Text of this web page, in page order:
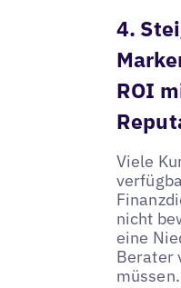
4.
ROI
Viele
nicht
eine
Berater
müssen.